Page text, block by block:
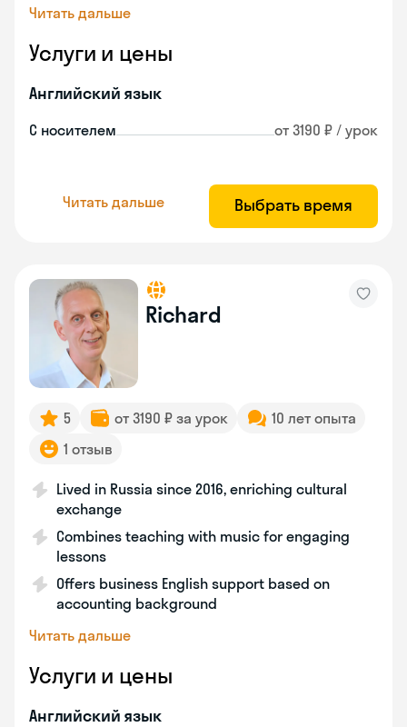
Читать дальше
Услуги и цены
Английский язык
С носителем от 3190 ₽ / урок
Читать дальше Выбрать время
Richard
5 от 3190 ₽ за урок
10 лет опыта
1 отзыв
Lived in Russia since 2016, enriching cultural
exchange
Combines teaching with music for engaging
lessons
Offers business English support based on
accounting background
Читать дальше
Услуги и цены
Английский язык